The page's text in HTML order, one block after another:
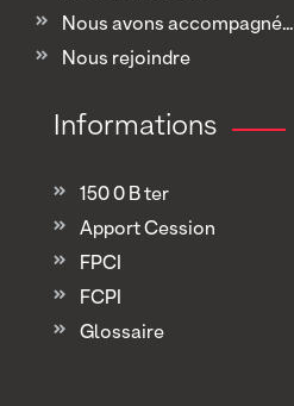
Nous avons accompagné...
Nous rejoindre
Informations
150 0 B ter
Apport Cession
FPCI
FCPI
Glossaire